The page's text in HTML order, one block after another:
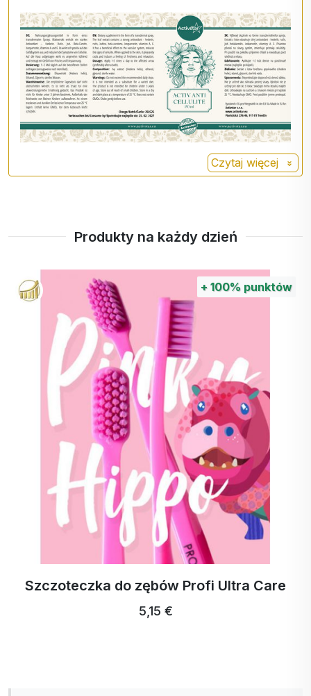
uczucie świeżości przez cały dzień.
Rutyna
Rutyna jest jednym z flawonoidów
naturalnie występujących w roślinach.
Znana jest ze swojej roli w roślinach,
gdzie bierze udział w ochronie przed
stresem oksydacyjnym.
Mentol Mentol jest stosowany w wielu
produktach i z wielu powodów.Czytaj więcej
Produkty na każdy dzień
+ 100% punktów
Szczoteczka do zębów Profi Ultra Care
5,15 €